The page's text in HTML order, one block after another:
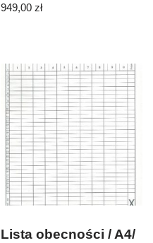
949,00zł
Lista obecności / A4/